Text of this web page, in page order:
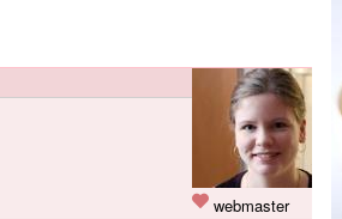
webmaster